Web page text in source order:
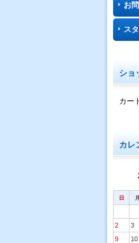
お
ス
ショ
カー
カレ
日 月
2
3
9
10